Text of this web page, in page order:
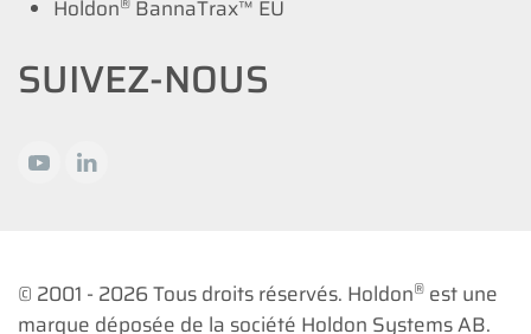
Holdon BannaTrax™ EU
SUIVEZ-NOUS
© 2001 - 2026 Tous droits réservés. Holdon® est une
marque déposée de la société Holdon Systems AB.